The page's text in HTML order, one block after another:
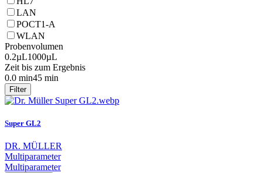
LAN
POCT1-A
WLAN
Probenvolumen
0.2µL1000µL
Zeit bis zum Ergebnis
0.0 min45 min
Filter
Super GL2
DR. MÜLLER
Multiparameter
Multiparameter